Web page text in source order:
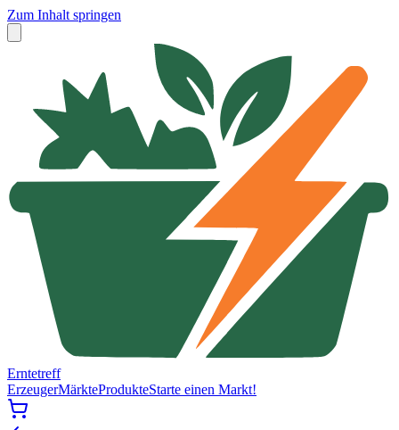
Zum Inhalt springen
Erntetreff
ErzeugerMärkteProdukteStarte einen Markt!